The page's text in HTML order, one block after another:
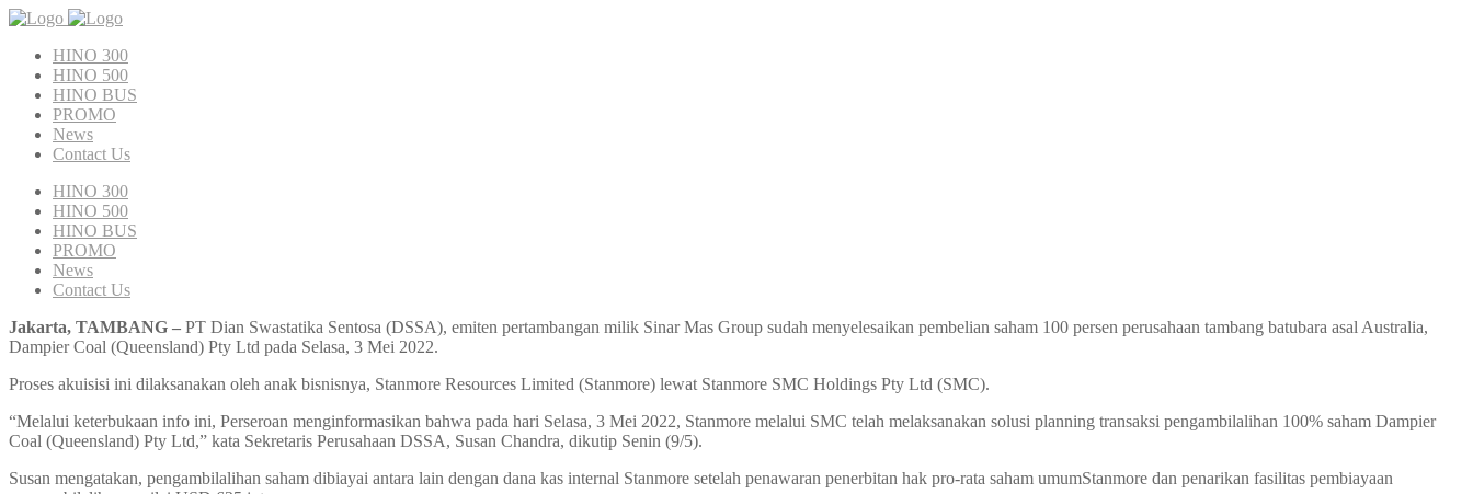
HINO 300
HINO 500
HINO BUS
PROMO
News
Contact Us
HINO 300
HINO 500
HINO BUS
PROMO
News
Contact Us
Jakarta, TAMBANG – PT Dian Swastatika Sentosa (DSSA), emiten pertambangan milik Sinar Mas Group sudah menyelesaikan pembelian saham 100 persen perusahaan tambang batubara asal Australia,
Dampier Coal (Queensland) Pty Ltd pada Selasa, 3 Mei 2022.
Proses akuisisi ini dilaksanakan oleh anak bisnisnya, Stanmore Resources Limited (Stanmore) lewat Stanmore SMC Holdings Pty Ltd (SMC).
“Melalui keterbukaan info ini, Perseroan menginformasikan bahwa pada hari Selasa, 3 Mei 2022, Stanmore melalui SMC telah melaksanakan solusi planning transaksi pengambilalihan 100% saham Dampier
Coal (Queensland) Pty Ltd,” kata Sekretaris Perusahaan DSSA, Susan Chandra, dikutip Senin (9/5).
Susan mengatakan, pengambilalihan saham dibiayai antara lain dengan dana kas internal Stanmore setelah penawaran penerbitan hak pro-rata saham umumStanmore dan penarikan fasilitas pembiayaan